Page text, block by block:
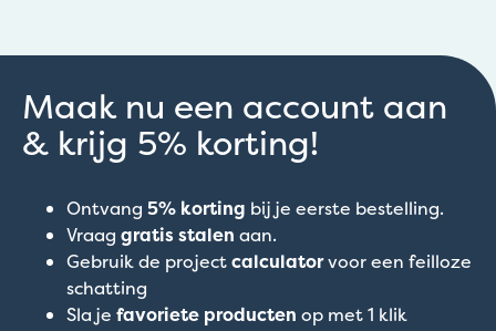
Maak nu een account aan
& krijg 5% korting!
Ontvang 5% korting bij je eerste bestelling.
Vraag gratis stalen aan.
Gebruik de projectcalculatorvoor een feilloze
schatting
Sla je favoriete producten op met 1 klik